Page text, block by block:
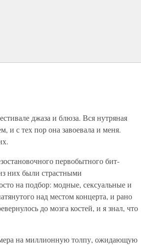
джаза и блюза. Вся нутряная
и с тех пор она завоевала и меня.
первобытного бит-
них были страстными
на подбор: модные, сексуальные и
над местом концерта, и рано
до мозга костей, и я знал, что
на миллионную толпу, ожидающую